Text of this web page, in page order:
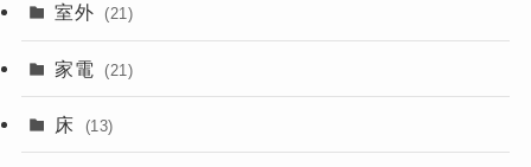
室外 (21)
家電 (21)
床 (13)